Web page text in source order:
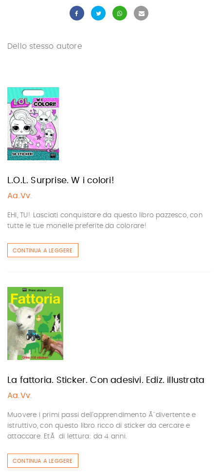
Dello stesso autore
L.O.L. Surprise. W i colori!
Aa.Vv.
EHI, TU! Lasciati conquistare da questo libro pazzesco, con
tutte le tue monelle preferite da colorare!
CONTINUA A LEGGERE
La fattoria. Sticker. Con adesivi. Ediz. illustrata
Aa.Vv.
Muovere i primi passi dell'apprendimento Ã¨ divertente e
istruttivo, con questo libro ricco di sticker da cercare e
attaccare. EtÃ di lettura: da 4 anni.
CONTINUA A LEGGERE